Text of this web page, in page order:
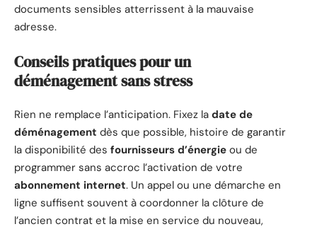
documents sensibles atterrissent à la mauvaise
adresse.
Conseils pratiques pour un
déménagement sans stress
Rien ne remplace l’anticipation. Fixez la date de
déménagement dès que possible, histoire de garantir
la disponibilité des fournisseurs d’énergie ou de
programmer sans accroc l’activation de votre
abonnement internet. Un appel ou une démarche en
ligne suffisent souvent à coordonner la clôture de
l’ancien contrat et la mise en service du nouveau,